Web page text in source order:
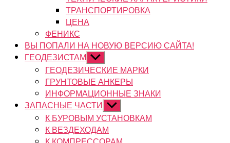
ТРАНСПОРТИРОВКА
ЦЕНА
ФЕНИКС
ВЫ ПОПАЛИ НА НОВУЮ ВЕРСИЮ САЙТА!
ГЕОДЕЗИСТАМ Показывать
подменю
ГЕОДЕЗИЧЕСКИЕ МАРКИ
ГРУНТОВЫЕ АНКЕРЫ
ИНФОРМАЦИОННЫЕ ЗНАКИ
ЗАПАСНЫЕ ЧАСТИ Показывать
подменю
К БУРОВЫМ УСТАНОВКАМ
К ВЕЗДЕХОДАМ